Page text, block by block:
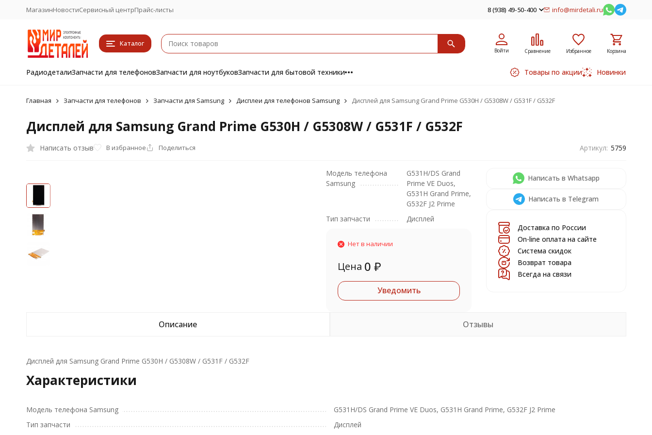
МагазинНовостиСервисный центрПрайс-листы 8 (938) 49-50-400 info@mirdetali.ru
Каталог
Войти Сравнение Избранное Корзина
РадиодеталиЗапчасти для телефоновЗапчасти для ноутбуковЗапчасти для бытовой техники Товары по акции Новинки
Главная Запчасти для телефонов Запчасти для Samsung Дисплеи для телефонов Samsung Дисплей для Samsung Grand Prime G530H / G5308W / G531F / G532F
Дисплей для Samsung Grand Prime G530H / G5308W / G531F / G532F
Написать отзыв В избранное Поделиться Артикул: 5759
Модель телефона
Samsung
G531H/DS Grand
Prime VE Duos,
G531H Grand Prime,
G532F J2 Prime
Тип запчасти
Дисплей
Нет в наличии
Цена 0 ₽
Уведомить
Написать в Whatsapp
Написать в Telegram
Доставка по России
On-line оплата на сайте
Система скидок
Возврат товара
Всегда на связи
Описание Отзывы
Дисплей для Samsung Grand Prime G530H / G5308W / G531F / G532F
Характеристики
Модель телефона Samsung
G531H/DS Grand Prime VE Duos, G531H Grand Prime, G532F J2 Prime
Тип запчасти
Дисплей